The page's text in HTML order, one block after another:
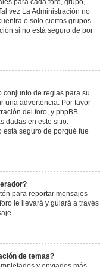
para cada foro, grupo,
vez La Administración no
o solo ciertos grupos
si no está seguro de por
conjunto de reglas para su
una advertencia. Por favor
del foro, y phpBB
dadas en este sitio.
está seguro de porqué fue
para reportar mensajes
le llevará y guiará a través
de temas?